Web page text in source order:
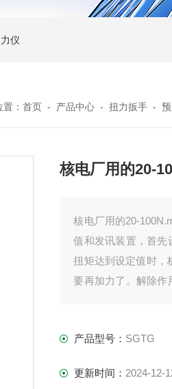
仪
置：首页 - 产品中心 -扭力扳手 -
核电厂用的20-
核电厂用的20-
值和发讯装置，首先
扭矩达到设定值时，
要再加力了。解除作
等特点，适用于螺纹
产品型号： SGTG
更新时间： 2024-12-